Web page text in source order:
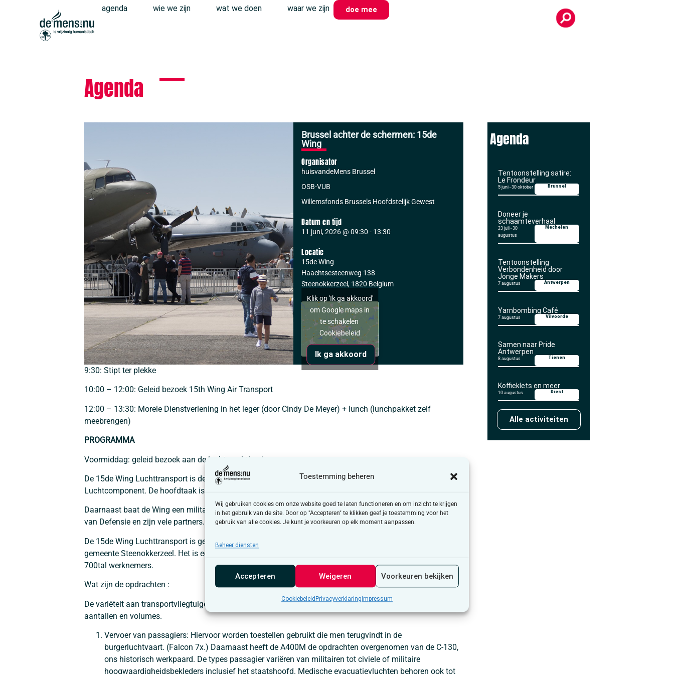
Toestemming beheren
Wij gebruiken cookies om onze website goed te laten functioneren en om inzicht te krijgen
in het gebruik van de site. Door op "Accepteren" te klikken geef je toestemming voor het
gebruik van alle cookies. Je kunt je voorkeuren op elk moment aanpassen.
Beheer diensten
Accepteren Weigeren Voorkeuren bekijken
Cookiebeleid Privacyverklaring Impressum
agenda wie we zijn wat we doen waar we zijn doe mee
Agenda
Brussel achter de schermen: 15de
Wing
Organisator
huisvandeMens Brussel
OSB-VUB
Willemsfonds Brussels Hoofdstelijk Gewest
Datum en tijd
11 juni, 2026@09:30 - 13:30
Locatie
15de Wing
Haachtsesteenweg 138
Steenokkerzeel, 1820 Belgium
Klik op 'Ik ga akkoord'
om Google maps in
te schakelen
Cookiebeleid
Ik ga akkoord
9:30: Stipt ter plekke
10:00 – 12:00: Geleid bezoek 15th Wing Air Transport
12:00 – 13:30: Morele Dienstverlening in het leger (door Cindy De Meyer) + lunch (lunchpakket zelf
meebrengen)
PROGRAMMA
Voormiddag: geleid bezoek aan de luchtmachtbasis
De 15de Wing Luchttransport is de thuisbasis van alle transportvliegtuigen van de Belgische
Luchtcomponent. De hoofdtaak is het uitvoeren en ondersteunen van militair luchttransport wereldwijd.
Daarnaast baat de Wing een militaire luchthaven uit (Brussels Military Airport of BRUMIL) ter ondersteuning
van Defensie en zijn vele partners.
De 15de Wing Luchttransport is gehuisvest ten noorden van Brussels Airport op het grondgebied van de
gemeente Steenokkerzeel. Het is een tweetalige eenheid (verhouding 70% N, 30% F) en telt ongeveer een
700tal werknemers.
Wat zijn de opdrachten :
De variëteit aan transportvliegtuigen laat ons toe passagiers en cargo te vervoeren in verschillende
aantallen en volumes.
Vervoer van passagiers: Hiervoor worden toestellen gebruikt die men terugvindt in de
burgerluchtvaart. (Falcon 7x.) Daarnaast heeft de A400M de opdrachten overgenomen van de C-130,
ons historisch werkpaard. De types passagier variëren van militairen tot civiele of militaire
hoogwaardigheidsbekleders inclusief het staatshoofd. Medische evacuatievluchten behoren ook tot
Agenda
Tentoonstelling satire:
Le Frondeur
5 juni -30 oktober Brussel
Doneer je
schaamteverhaal
23 juli -30
augustus
Mechelen
Tentoonstelling
Verbondenheid door
Jonge Makers
7 augustus Antwerpen
Yarnbombing Café
7 augustus Vilvoorde
Samen naar Pride
Antwerpen
8 augustus Tienen
Koffieklets en meer
10 augustus Diest
Alle activiteiten